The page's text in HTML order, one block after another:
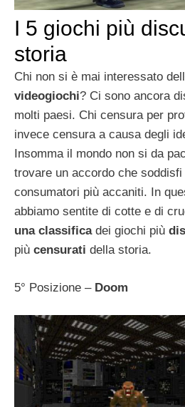
I 5 giochi più
storia
Chi non si è mai interessato
videogiochi? Ci sono ancora
molti paesi. Chi censura per
invece censura a causa degli
Insomma il mondo non si da
trovare un accordo che
consumatori più accaniti. In
abbiamo sentite di cotte e di
una classificadei giochi più
più censurati della storia.
5° Posizione – Doom